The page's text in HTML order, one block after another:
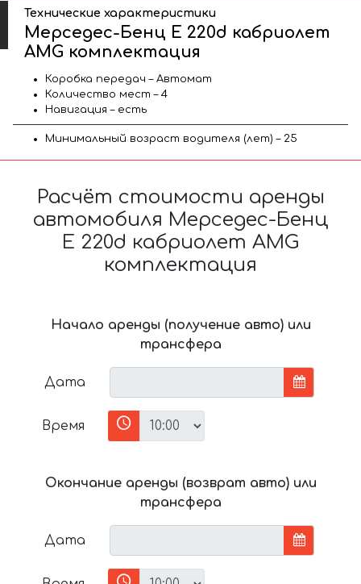
Технические характеристики
Мерседес-Бенц E 220d кабриолет
AMG комплектация
Коробка передач – Автомат
Количество мест – 4
Навигация – есть
Минимальный возраст водителя (лет) – 25
Расчёт стоимости аренды
автомобиля Мерседес-Бенц
E 220d кабриолет AMG
комплектация
Начало аренды (получение авто) или
трансфера
Дата
Время
Окончание аренды (возврат авто) или
трансфера
Дата